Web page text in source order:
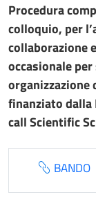
Procedura
colloquio, per
collaborazione
occasionale
organizzazione
finanziato dalla
call Scientific
BANDO